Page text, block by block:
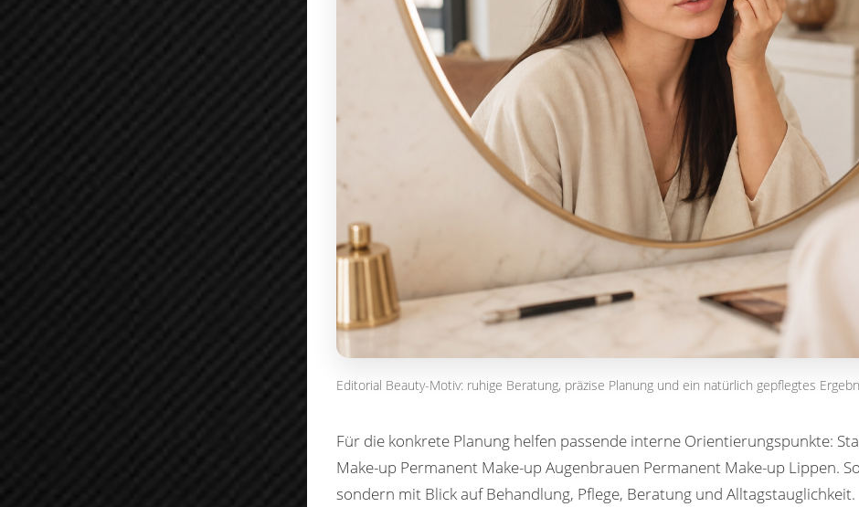
Editorial Beauty-Motiv: ruhige Beratung, präzise Planung und ein natürlich gepflegtes
Für die konkrete Planung helfen passende interne Orientierungspunkte:
Make-up Permanent Make-up Augenbrauen Permanent Make-up Lippen.
sondern mit Blick auf Behandlung, Pflege, Beratung und Alltagstauglichkeit.